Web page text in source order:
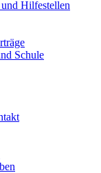
Hilfestellen
Schule